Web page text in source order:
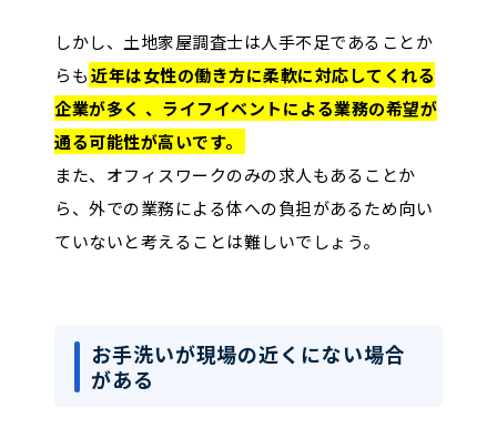
しかし、土地家屋調査士は人手不足であることか
らも近年は女性の働き方に柔軟に対応してくれる
企業が多く 、ライフイベントによる業務の希望が
通る可能性が高いです。
また、オフィスワークのみの求人もあることか
ら、外での業務による体への負担があるため向い
ていないと考えることは難しいでしょう。
お手洗いが現場の近くにない場合
がある